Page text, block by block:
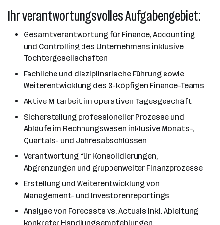
Ihr verantwortungsvolles Aufgabengebiet:
Gesamtverantwortung für Finance, Accounting
und Controlling des Unternehmens inklusive
Tochtergesellschaften
Fachliche und disziplinarische Führung sowie
Weiterentwicklung des 3-köpfigen Finance-Teams
Aktive Mitarbeit im operativen Tagesgeschäft
Sicherstellung professioneller Prozesse und
Abläufe im Rechnungswesen inklusive Monats-,
Quartals- und Jahresabschlüssen
Verantwortung für Konsolidierungen,
Abgrenzungen und gruppenweiter Finanzprozesse
Erstellung und Weiterentwicklung von
Management- und Investorenreportings
Analyse von Forecasts vs. Actuals inkl. Ableitung
konkreter Handlungsempfehlungen